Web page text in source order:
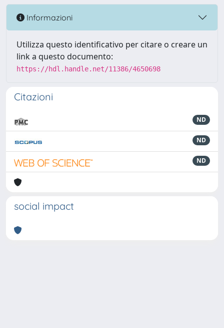
Informazioni
Utilizza questo identificativo per citare o creare un
link a questo documento:
https://hdl.handle.net/11386/4650698
Citazioni
ND
ND
ND
social impact